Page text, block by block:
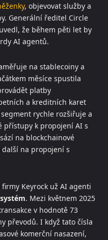
, objevovat služby a
Generální ředitel Circle
že během pěti let by
AI agentů.
na stablecoiny a
měsíce spustila
platby
a kreditních karet
rychle rozšiřuje a
přístupy k propojení AI s
na blockchainové
další na propojení s
Keyrock už AI agenti
. Mezi květnem 2025
v hodnotě 73
převodů. I když tato čísla
komerční nasazení,